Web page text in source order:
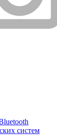
систем